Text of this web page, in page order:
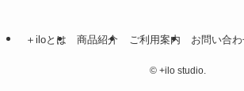
＋iloとは 商品紹介 ご利用案内 お問い合
©+ilo studio.